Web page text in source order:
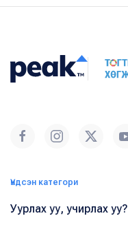
Үндсэн категори
Уурлах уу, учирлах уу?